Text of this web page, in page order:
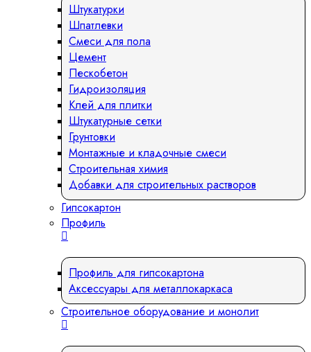
Штукатурки
Шпатлевки
Смеси для пола
Цемент
Пескобетон
Гидроизоляция
Клей для плитки
Штукатурные сетки
Грунтовки
Монтажные и кладочные смеси
Строительная химия
Добавки для строительных растворов
Гипсокартон
Профиль
Профиль для гипсокартона
Аксессуары для металлокаркаса
Строительное оборудование и монолит